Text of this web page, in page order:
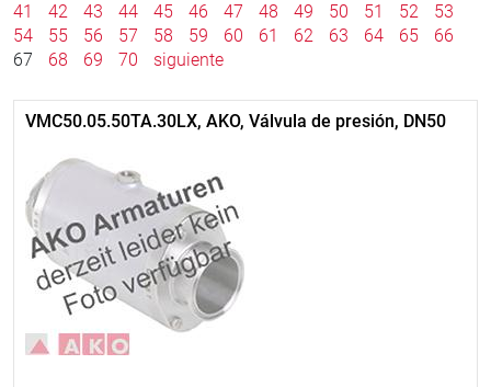
41
42 43 44 45 46 47 48 49 50 51 52
53
54
55 56 57 58 59 60 61 62 63 64 65
66
67
68 69 70 siguiente
VMC50.05.50TA.30LX, AKO, Válvula de presión, DN50